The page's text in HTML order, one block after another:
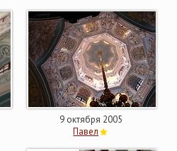
9 октября 2005
Павел